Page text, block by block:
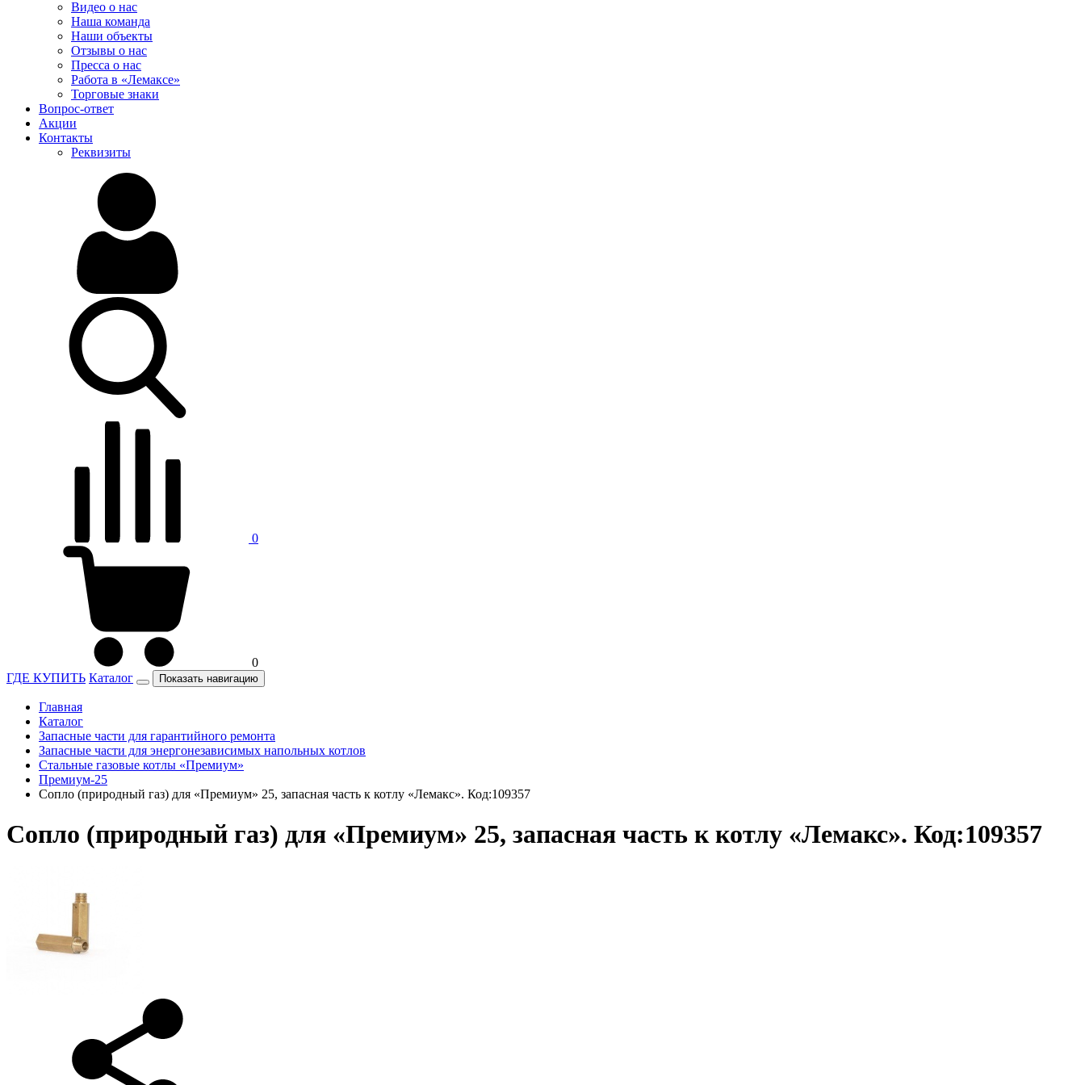
Видео о нас
Наша команда
Наши объекты
Отзывы о нас
Пресса о нас
Работа в «Лемаксе»
Торговые знаки
Вопрос-ответ
Акции
Контакты
Реквизиты
0
0
ГДЕ КУПИТЬ Каталог Показать навигацию
Главная
Каталог
Запасные части для гарантийного ремонта
Запасные части для энергонезависимых напольных котлов
Стальные газовые котлы «Премиум»
Премиум-25
Сопло (природный газ) для «Премиум» 25, запасная часть к котлу «Лемакс». Код:109357
Сопло (природный газ) для «Премиум» 25, запасная часть к котлу «Лемакс». Код:109357